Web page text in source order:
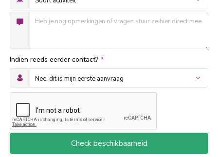
Indien reeds eerder contact? *
Check beschikbaarheid